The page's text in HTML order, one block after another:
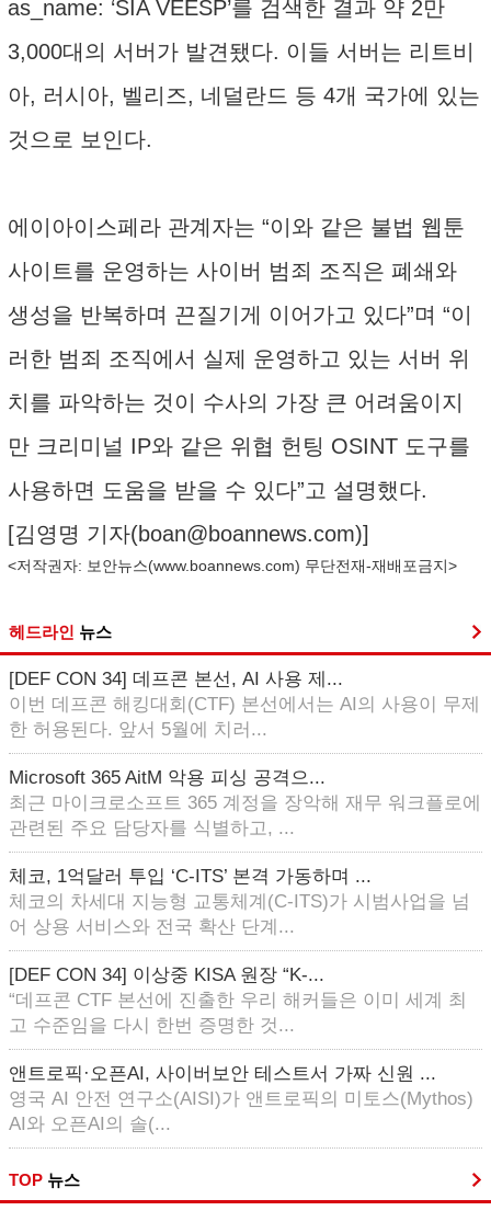
as_name: ‘SIA VEESP’를 검색한 결과 약 2만
3,000대의 서버가 발견됐다. 이들 서버는 리트비
아, 러시아, 벨리즈, 네덜란드 등 4개 국가에 있는
것으로 보인다.
에이아이스페라 관계자는 “이와 같은 불법 웹툰
사이트를 운영하는 사이버 범죄 조직은 폐쇄와
생성을 반복하며 끈질기게 이어가고 있다”며 “이
러한 범죄 조직에서 실제 운영하고 있는 서버 위
치를 파악하는 것이 수사의 가장 큰 어려움이지
만 크리미널 IP와 같은 위협 헌팅 OSINT 도구를
사용하면 도움을 받을 수 있다”고 설명했다.
[김영명 기자(boan@boannews.com)]
<저작권자: 보안뉴스(www.boannews.com) 무단전재-재배포금지>
헤드라인 뉴스
[DEF CON 34] 데프콘 본선, AI 사용 제...
이번 데프콘 해킹대회(CTF) 본선에서는 AI의 사용이 무제
한 허용된다. 앞서 5월에 치러...
Microsoft 365 AitM 악용 피싱 공격으...
최근 마이크로소프트 365 계정을 장악해 재무 워크플로에
관련된 주요 담당자를 식별하고, ...
체코, 1억달러 투입 ‘C-ITS’ 본격 가동하며 ...
체코의 차세대 지능형 교통체계(C-ITS)가 시범사업을 넘
어 상용 서비스와 전국 확산 단계...
[DEF CON 34] 이상중 KISA 원장 “K-...
“데프콘 CTF 본선에 진출한 우리 해커들은 이미 세계 최
고 수준임을 다시 한번 증명한 것...
앤트로픽·오픈AI, 사이버보안 테스트서 가짜 신원 ...
영국 AI 안전 연구소(AISI)가 앤트로픽의 미토스(Mythos)
AI와 오픈AI의 솔(...
TOP 뉴스